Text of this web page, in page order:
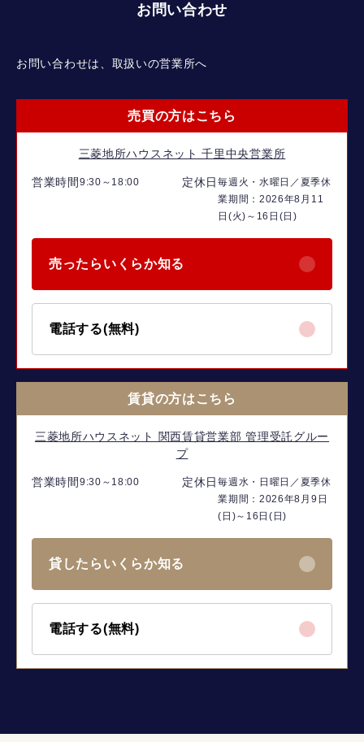
お問い合わせ
お問い合わせは、取扱いの営業所へ
売買の方はこちら
三菱地所ハウスネット 千里中央営業所
営業時間 9:30～18:00 定休日毎週火・水曜日／夏季休
業期間：2026年8月11
日(火)～16日(日)
売ったらいくらか知る
電話する(無料)
賃貸の方はこちら
三菱地所ハウスネット 関西賃貸営業部 管理受託グルー
プ
営業時間 9:30～18:00 定休日毎週水・日曜日／夏季休
業期間：2026年8月9日
(日)～16日(日)
貸したらいくらか知る
電話する(無料)